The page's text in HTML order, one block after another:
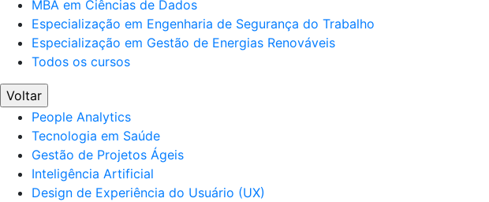
MBA em Ciências de Dados
Especialização em Engenharia de Segurança do Trabalho
Especialização em Gestão de Energias Renováveis
Todos os cursos
Voltar
People Analytics
Tecnologia em Saúde
Gestão de Projetos Ágeis
Inteligência Artificial
Design de Experiência do Usuário (UX)